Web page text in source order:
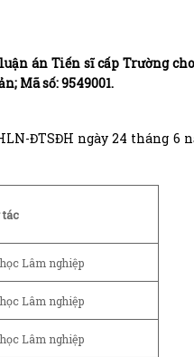
án Tiến sĩ cấp Trường
Mã số: 9549001.
ĐTSĐH ngày 24 tháng 6
tác
Lâm nghiệp
Lâm nghiệp
Lâm nghiệp